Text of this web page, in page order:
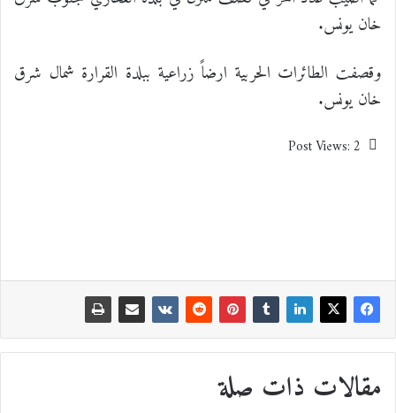
خان يونس.
وقصفت الطائرات الحربية ارضاً زراعية ببلدة القرارة شمال شرق
خان يونس.
Post Views:2
مقالات ذات صلة